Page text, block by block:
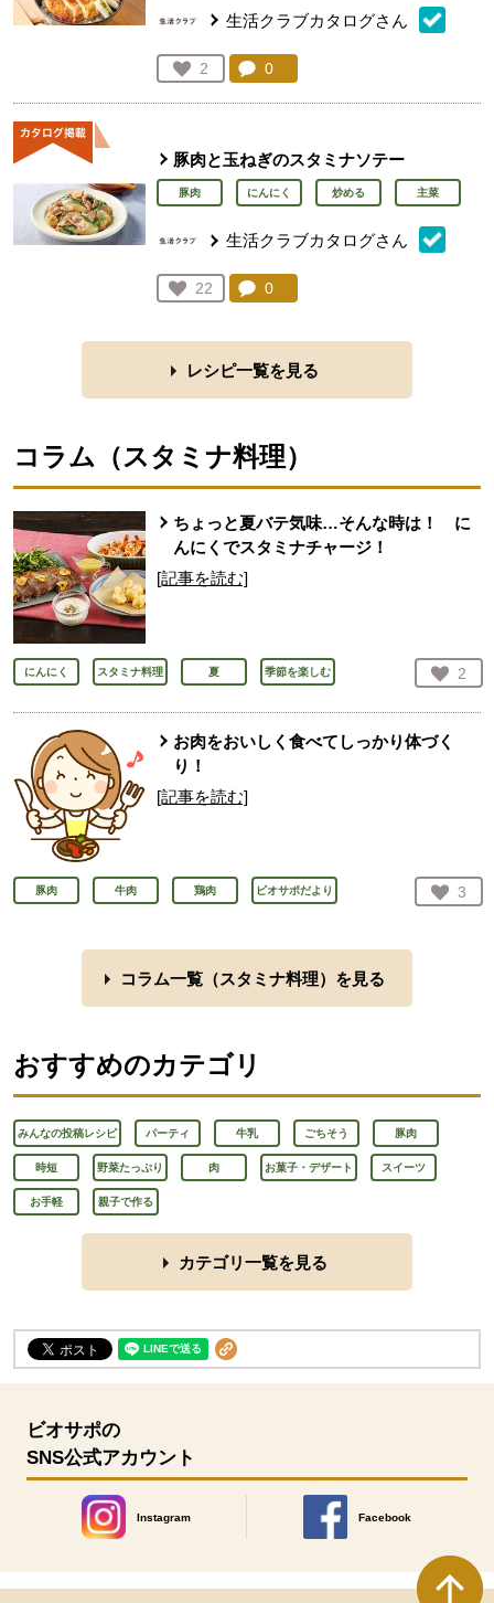
生活クラブカタログさん
お気に入り登録：
2
人が登録
コメント：
0
豚肉と玉ねぎのスタミナソテー
豚肉 にんにく 炒める 主菜
生活クラブカタログさん
お気に入り登録：
22
人が登録
コメント：
0
レシピ一覧を見る
コラム（スタミナ料理）
ちょっと夏バテ気味…そんな時は！ に
んにくでスタミナチャージ！
[記事を読む]
にんにく スタミナ料理 夏 季節を楽しむ お気
2
人
お肉をおいしく食べてしっかり体づく
り！
[記事を読む]
豚肉 牛肉 鶏肉 ビオサポだより お気
3
人
コラム一覧（スタミナ料理）を見る
おすすめのカテゴリ
みんなの投稿レシピ パーティ 牛乳 ごちそう 豚肉
時短 野菜たっぷり 肉 お菓子・デザート スイーツ
お手軽 親子で作る
カテゴリ一覧を見る
ビオサポの
SNS公式アカウント
Instagram
別のウィンドウで開きます。
Facebook
別のウィンドウで開きます